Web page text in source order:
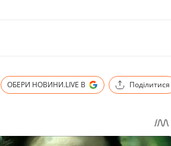
ОБЕРИ НОВИНИ.LIVE В Поділитися